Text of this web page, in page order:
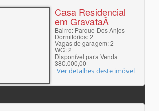
Casa Residencial
em GravataÃ­
Bairro: Parque Dos Anjos
Dormitórios: 2
Vagas de garagem: 2
WC: 2
Disponível para Venda
380.000,00
Ver detalhes deste imóvel